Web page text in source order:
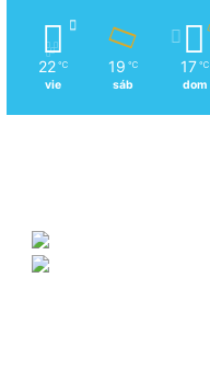
22 ℃
vie
19 ℃
sáb
17 ℃
dom